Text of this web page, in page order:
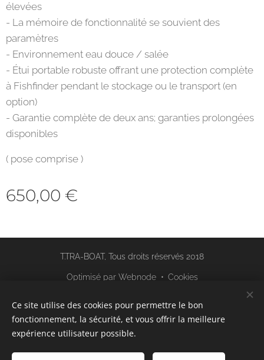
élevées
- La mémoire de fonctionnalité se souvient des
paramètres
- Environnement eau douce / salée
- Étui portable robuste offrant une protection complète
à Fishfinder pendant le stockage ou le transport (en
option)
- Garantie complète de deux ans; garanties prolongées
disponibles
( pose comprise )
650,00 €
T.TRA-BOAT, Tous droits réservés 2018
Optimisé par Webnode Cookies
Langues
Français
English
Ce site utilise des cookies pour permettre le bon
fonctionnement, la sécurité, et vous offrir la meilleure
expérience utilisateur possible.